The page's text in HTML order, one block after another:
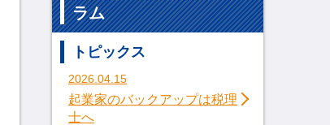
ラム
トピックス
2026.04.15
起業家のバックアップは税理
士へ